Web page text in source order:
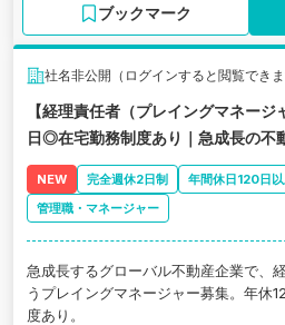
ブックマーク
社名非公開（ログインすると閲覧できま
【経理責任者（プレイングマネー
日◎在宅勤務制度あり｜急成長の不
NEW 完全週休2日制 年間休日120日
管理職・マネージャー
急成長するグローバル不動産企業で、
うプレイングマネージャー募集。年休
度あり。